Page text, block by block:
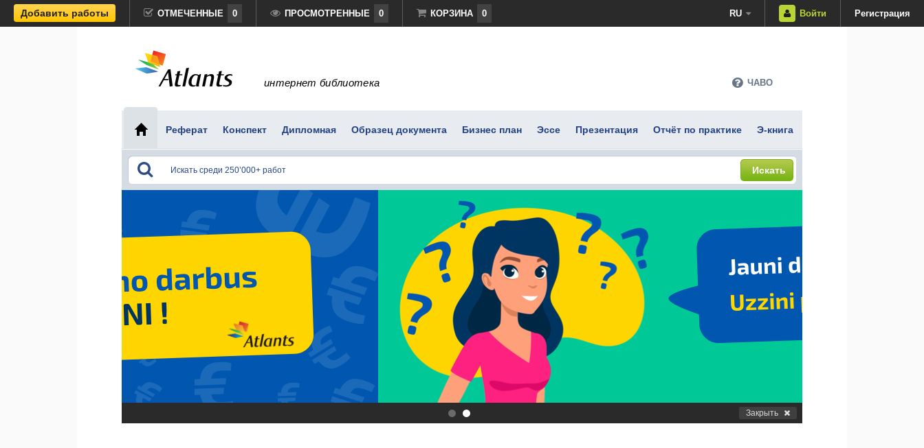
Добавить работы ОТМЕЧЕННЫЕ 0 ПРОСМОТРЕННЫЕ 0 КОРЗИНА 0 RU Войти Регистрация
интернет библиотека ЧАВО
Реферат Конспект Дипломная Образец документа Бизнес план Эссе Презентация Отчёт по практике Э-книга
Искать
. Закрыть